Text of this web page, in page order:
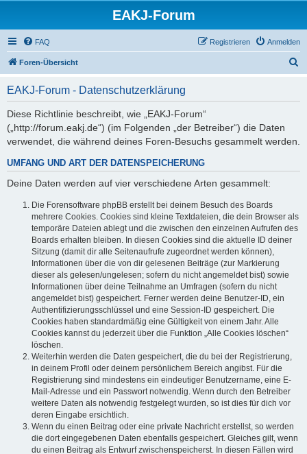
EAKJ-Forum
FAQ Anmelden
Registrieren
Foren-Übersicht
EAKJ-Forum - Datenschutzerklärung
Diese Richtlinie beschreibt, wie „EAKJ-Forum“
(„http://forum.eakj.de“) (im Folgenden „der Betreiber“) die Daten
verwendet, die während deines Foren-Besuchs gesammelt werden.
UMFANG UND ART DER DATENSPEICHERUNG
Deine Daten werden auf vier verschiedene Arten gesammelt:
Die Forensoftware phpBB erstellt bei deinem Besuch des Boards
mehrere Cookies. Cookies sind kleine Textdateien, die dein Browser als
temporäre Dateien ablegt und die zwischen den einzelnen Aufrufen des
Boards erhalten bleiben. In diesen Cookies sind die aktuelle ID deiner
Sitzung (damit dir alle Seitenaufrufe zugeordnet werden können),
Informationen über die von dir gelesenen Beiträge (zur Markierung
dieser als gelesen/ungelesen; sofern du nicht angemeldet bist) sowie
Informationen über deine Teilnahme an Umfragen (sofern du nicht
angemeldet bist) gespeichert. Ferner werden deine Benutzer-ID, ein
Authentifizierungsschlüssel und eine Session-ID gespeichert. Die
Cookies haben standardmäßig eine Gültigkeit von einem Jahr. Alle
Cookies kannst du jederzeit über die Funktion „Alle Cookies löschen“
löschen.
Weiterhin werden die Daten gespeichert, die du bei der Registrierung,
in deinem Profil oder deinem persönlichem Bereich angibst. Für die
Registrierung sind mindestens ein eindeutiger Benutzername, eine E-
Mail-Adresse und ein Passwort notwendig. Wenn durch den Betreiber
weitere Daten als notwendig festgelegt wurden, so ist dies für dich vor
deren Eingabe ersichtlich.
Wenn du einen Beitrag oder eine private Nachricht erstellst, so werden
die dort eingegebenen Daten ebenfalls gespeichert. Gleiches gilt, wenn
du einen Beitrag als Entwurf zwischenspeicherst. In diesen Fällen wird